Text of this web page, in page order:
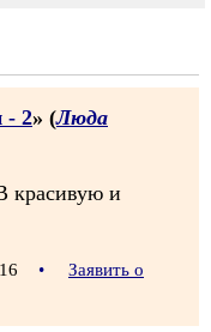
- 2» (Люда
красивую и
•
Заявить о